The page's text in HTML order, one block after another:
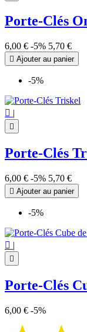
Porte-Clés
6,00 € -5% 5,70 €
 Ajouter au panier
-5%
 |

Porte-Clés
6,00 € -5% 5,70 €
 Ajouter au panier
-5%
 |

Porte-Clés
6,00 € -5%